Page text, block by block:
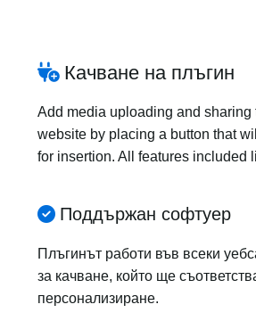
Качване на плъгин
Add media uploading and
website by placing a button that
for insertion. All features included
Поддържан софтуер
Плъгинът работи във всеки
за качване, който ще
персонализиране.